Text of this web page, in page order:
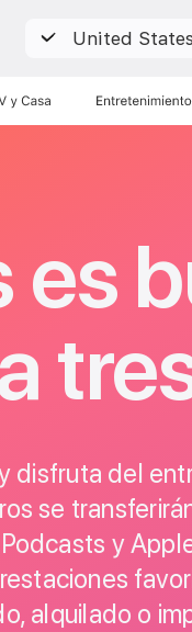
United States
y Casa Entretenimiento
es
disfruta del
se
y
alquilado o